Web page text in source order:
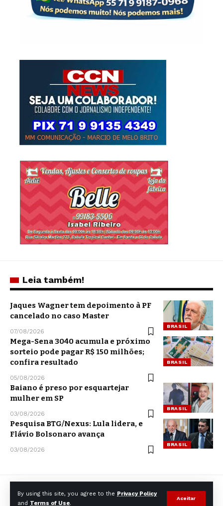
By using this site, you agree to the Privacy Policy
and Terms of Use.
Aceitar
Leia também!
BRASIL
Jaques Wagner tem depoimento à PF
cancelado no caso Master
07/08/2026
BRASIL
Mega-Sena 3040 acumula e próximo
sorteio pode pagar R$ 150 milhões;
confira resultado
05/08/2026
BRASIL
Baiano é preso por esquartejar
mulher em SP
03/08/2026
BRASIL
Pesquisa BTG/Nexus: Lula lidera, e
Flávio Bolsonaro avança
03/08/2026